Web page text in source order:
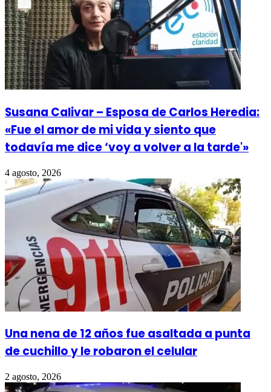
Susana Calivar – Esposa de Carlos Heredia:
«Fue el amor de mi vida y siento que
todavía me dice ‘voy a volver a la tarde'»
4 agosto, 2026
Una nena de 12 años fue asaltada a punta
de cuchillo y le robaron el celular
2 agosto, 2026